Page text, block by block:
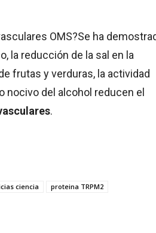
OMS?Se ha
la reducción de la sal en la
frutas y verduras, la actividad
del alcohol reducen el
.
ciencia
proteina TRPM2